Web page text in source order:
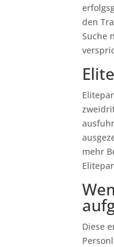
den
Suche
mehr
Diese